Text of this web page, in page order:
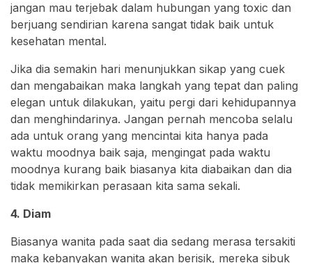
jangan mau terjebak dalam hubungan yang toxic dan
berjuang sendirian karena sangat tidak baik untuk
kesehatan mental.
Jika dia semakin hari menunjukkan sikap yang cuek
dan mengabaikan maka langkah yang tepat dan paling
elegan untuk dilakukan, yaitu pergi dari kehidupannya
dan menghindarinya. Jangan pernah mencoba selalu
ada untuk orang yang mencintai kita hanya pada
waktu moodnya baik saja, mengingat pada waktu
moodnya kurang baik biasanya kita diabaikan dan dia
tidak memikirkan perasaan kita sama sekali.
4. Diam
Biasanya wanita pada saat dia sedang merasa tersakiti
maka kebanyakan wanita akan berisik, mereka sibuk